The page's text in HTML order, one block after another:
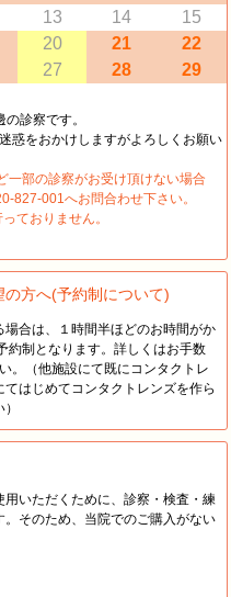
13 14
15
20 21
22
27 28
29
診察です。
惑をおかけしますがよろしくお願い
部の診察がお受け頂けない場合
827-001へお問合わせ下さい。
ておりません。
方へ(予約制について)
合は、１時間半ほどのお時間がか
約制となります。詳しくはお手数
。（他施設にて既にコンタクトレ
はじめてコンタクトレンズを作ら
いただくために、診察・検査・練
そのため、当院でのご購入がない